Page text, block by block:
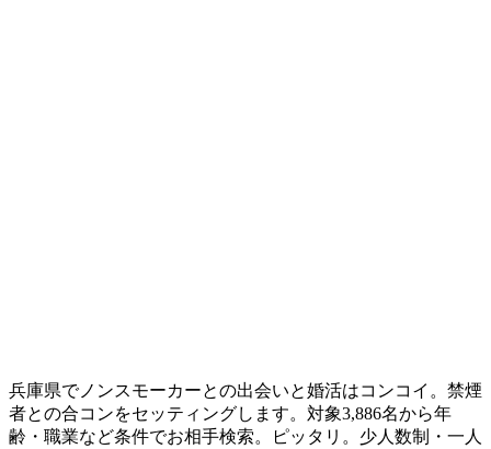
兵庫県でノンスモーカーとの出会いと婚活はコンコイ。禁煙
者との合コンをセッティングします。対象3,886名から年
齢・職業など条件でお相手検索。ピッタリ。少人数制・一人